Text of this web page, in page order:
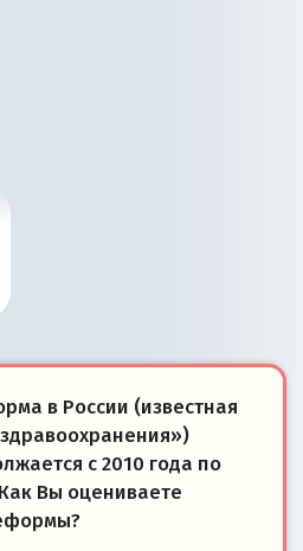
в России (известная
с 2010 года по
Вы оцениваете